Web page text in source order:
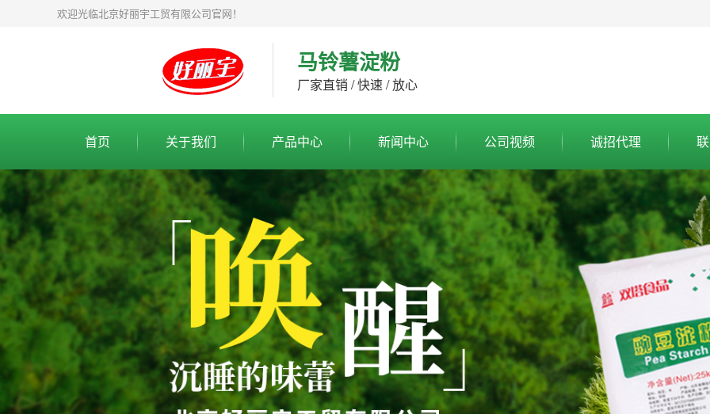
欢迎光临北京好丽宇工贸有限公司官网！
马铃薯淀粉
厂家直销 / 快速 / 放心
首页 关于我们 产品中心 新闻中心 公司视频 诚招代理